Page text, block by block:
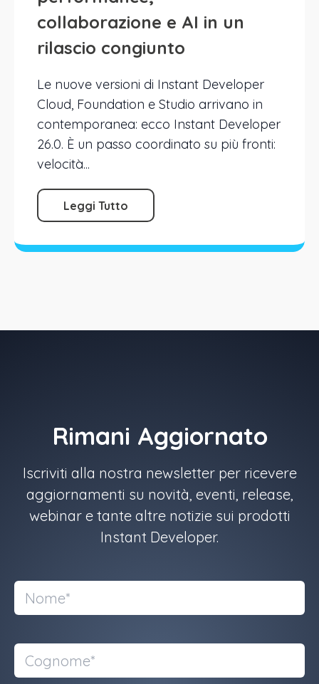
collaborazione e AI in un
rilascio congiunto
Le nuove versioni di Instant Developer
Cloud, Foundation e Studio arrivano in
contemporanea: ecco Instant Developer
26.0. È un passo coordinato su più fronti:
velocità...
Leggi Tutto
Rimani Aggiornato
Iscriviti alla nostra newsletter per ricevere
aggiornamenti su novità, eventi, release,
webinar e tante altre notizie sui prodotti
Instant Developer.